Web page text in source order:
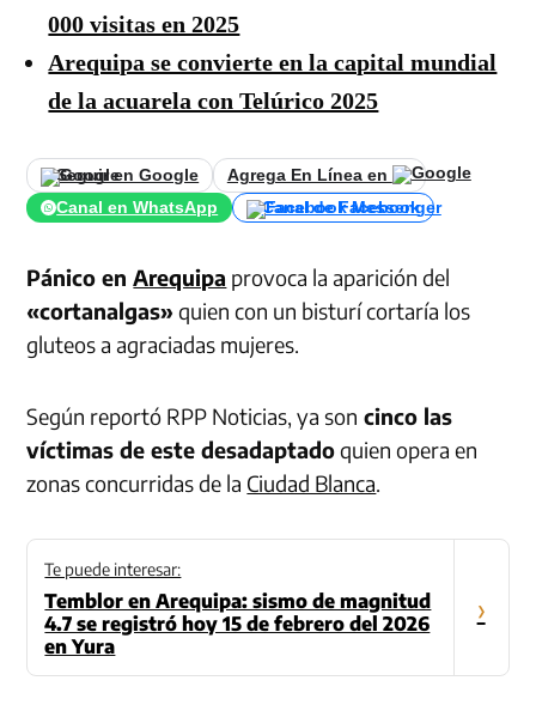
000 visitas en 2025
Arequipa se convierte en la capital mundial
de la acuarela con Telúrico 2025
Seguir en Google
Agrega En Línea en
Canal en WhatsApp
Canal de Facebook
Pánico enArequipa provoca la aparición del
«cortanalgas» quien con un bisturí cortaría los
gluteos a agraciadas mujeres.
Según reportó RPP Noticias, ya son cinco las
víctimas de este desadaptadoquien opera en
zonas concurridas de la Ciudad Blanca.
Te puede interesar:
Temblor en Arequipa: sismo de magnitud
4.7 se registró hoy 15 de febrero del 2026
en Yura
›